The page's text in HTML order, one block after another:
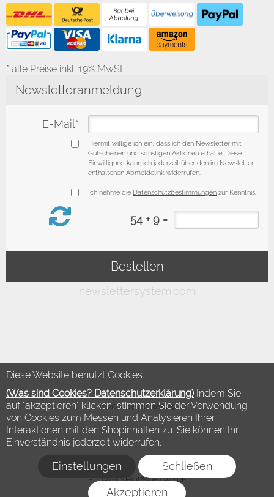
Diese Website benutzt Cookies.
(Was sind Cookies? Datenschutzerklärung) Indem Sie
auf "akzeptieren" klicken, stimmen Sie der Verwendung
von Cookies zum Messen und Analysieren Ihrer
Interaktionen mit den Shopinhalten zu. Sie können Ihr
Einverständnis jederzeit widerrufen.
Einstellungen Schließen
Akzeptieren
* alle Preise inkl. 19% MwSt.
©2018 Modewelt Hamburg
FLOW® SHOPSOFTWARE